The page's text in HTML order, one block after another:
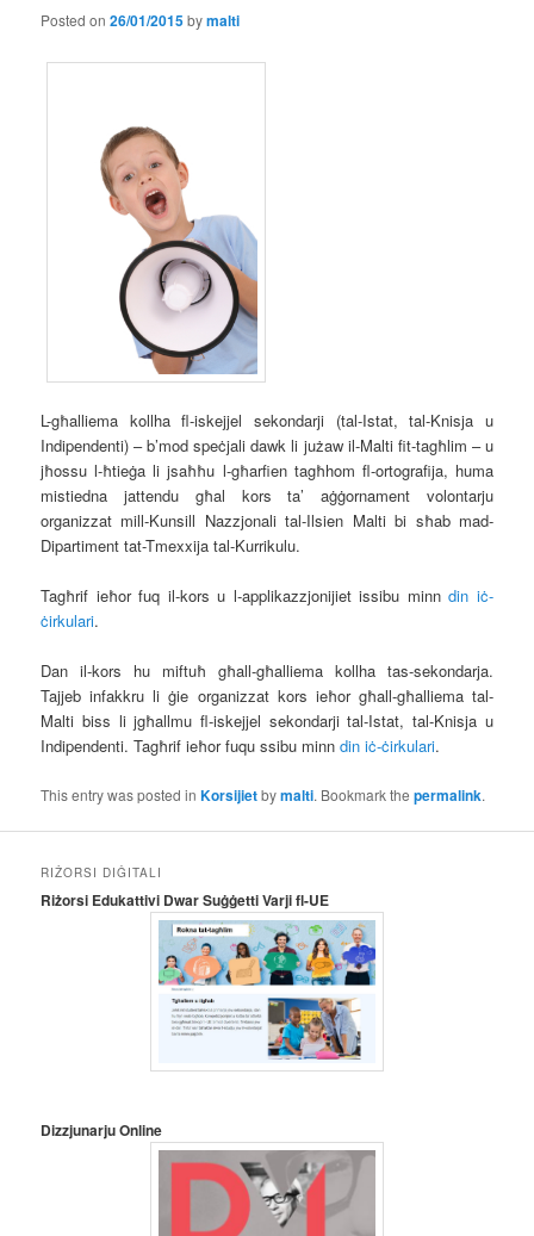
Posted on26/01/2015bymalti
L-għalliema kollha fl-iskejjel sekondarji (tal-Istat, tal-Knisja u
Indipendenti) – b’mod speċjali dawk li jużaw il-Malti fit-tagħlim – u
jħossu l-ħtieġa li jsaħħu l-għarfien tagħhom fl-ortografija, huma
mistiedna jattendu għal kors ta’ aġġornament volontarju
organizzat mill-Kunsill Nazzjonali tal-Ilsien Malti bi sħab mad-
Dipartiment tat-Tmexxija tal-Kurrikulu.
Tagħrif ieħor fuq il-kors u l-applikazzjonijiet issibu minndin iċ-
ċirkulari.
Dan il-kors hu miftuħ għall-għalliema kollha tas-sekondarja.
Tajjeb infakkru li ġie organizzat kors ieħor għall-għalliema tal-
Malti biss li jgħallmu fl-iskejjel sekondarji tal-Istat, tal-Knisja u
Indipendenti. Tagħrif ieħor fuqu ssibu minndin iċ-ċirkulari.
This entry was posted inKorsijietbymalti. Bookmark thepermalink.
RIŻORSI DIĠITALI
Riżorsi Edukattivi Dwar Suġġetti Varji fl-UE
Dizzjunarju Online